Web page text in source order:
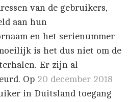
van de gebruikers,
aan hun
en het serienummer
is het dus niet om de
Er zijn al
Op 20 december 2018
in Duitsland toegang